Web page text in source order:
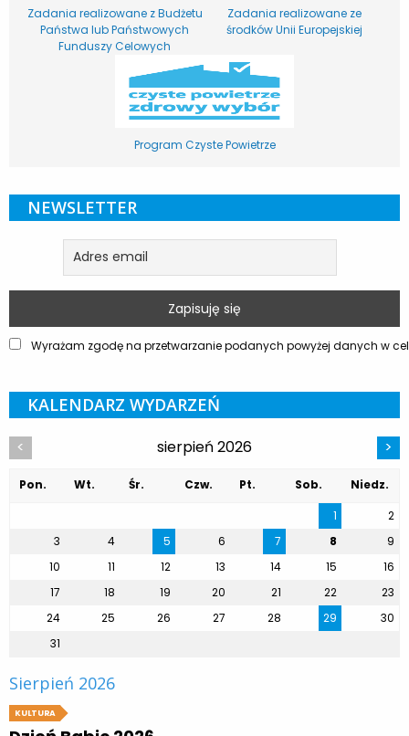
Zadania realizowane z Budżetu
Państwa lub Państwowych
Funduszy Celowych
Zadania realizowane ze
środków Unii Europejskiej
Program Czyste Powietrze
NEWSLETTER
Wyrażam zgodę na przetwarzanie podanych powyżej danych w
KALENDARZ WYDARZEŃ
< sierpień 2026 >
Pon. Wt. Śr. Czw. Pt. Sob.
Niedz.
1
2
3
4 5 6 7 8
9
10
11 12 13 14 15
16
17
18 19 20 21 22
23
24
25 26 27 28 29
30
31
Sierpień 2026
KULTURA